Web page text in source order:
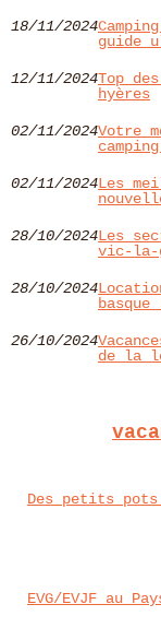
18/11/2024
guide
12/11/2024Top
hyères​
02/11/2024Votre
02/11/2024Les
28/10/2024Les
vic-la-
28/10/2024
26/10/2024
de la
Des petits
EVG/EVJF au